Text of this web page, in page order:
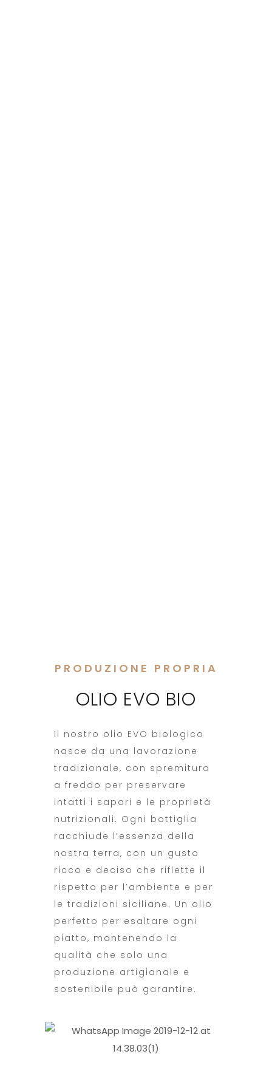
PRODUZIONE PROPRIA
OLIO EVO BIO
Il nostro olio EVO biologico
nasce da una lavorazione
tradizionale, con spremitura
a freddo per preservare
intatti i sapori e le proprietà
nutrizionali. Ogni bottiglia
racchiude l’essenza della
nostra terra, con un gusto
ricco e deciso che riflette il
rispetto per l’ambiente e per
le tradizioni siciliane. Un olio
perfetto per esaltare ogni
piatto, mantenendo la
qualità che solo una
produzione artigianale e
sostenibile può garantire.